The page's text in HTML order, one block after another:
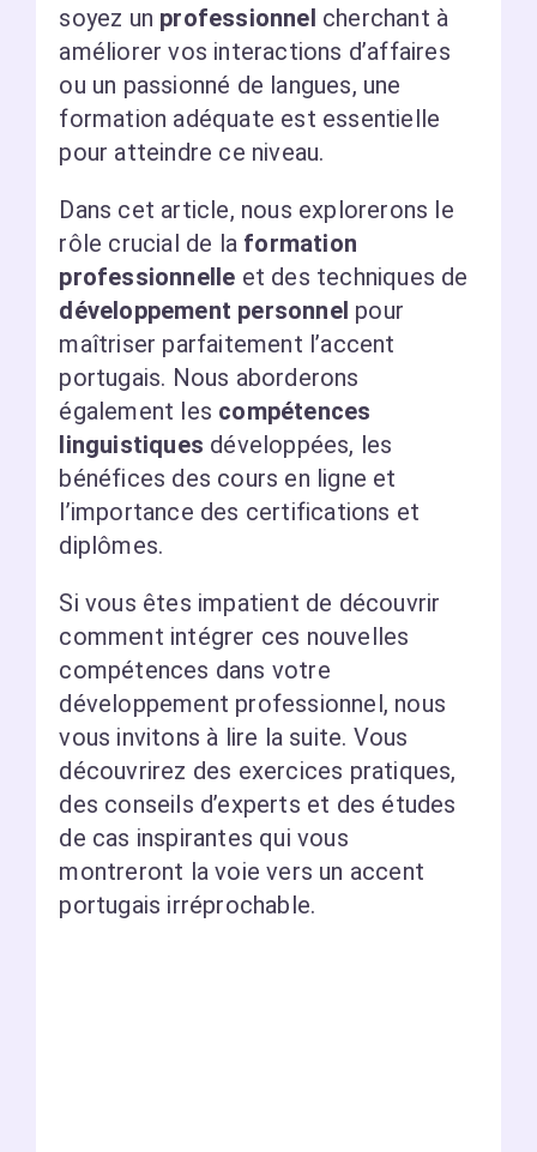
soyez un professionnel cherchant à
améliorer vos interactions d’affaires
ou un passionné de langues, une
formation adéquate est essentielle
pour atteindre ce niveau.
Dans cet article, nous explorerons le
rôle crucial de la formation
professionnelle et des techniques de
développement personnel pour
maîtriser parfaitement l’accent
portugais. Nous aborderons
également les compétences
linguistiques développées, les
bénéfices des cours en ligne et
l’importance des certifications et
diplômes.
Si vous êtes impatient de découvrir
comment intégrer ces nouvelles
compétences dans votre
développement professionnel, nous
vous invitons à lire la suite. Vous
découvrirez des exercices pratiques,
des conseils d’experts et des études
de cas inspirantes qui vous
montreront la voie vers un accent
portugais irréprochable.